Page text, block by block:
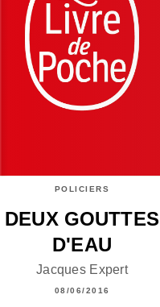
POLICIERS
DEUX GOUTTES
D'EAU
Jacques Expert
08/06/2016